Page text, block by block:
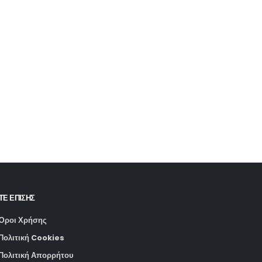
ΕΠΙΣΗΣ
Χρήσης
Cookies
Απορρήτου